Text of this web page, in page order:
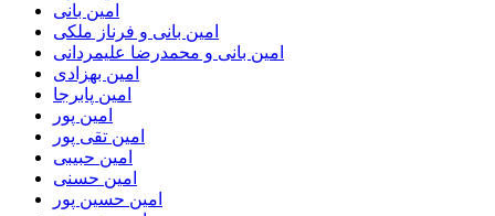
امین بانی
امین بانی و فرناز ملکی
امین بانی و محمدرضا علیمردانی
امین بهزادی
امین پابرجا
امین پور
امین تقی پور
امین حبیبی
امین حسنی
امین حسین پور